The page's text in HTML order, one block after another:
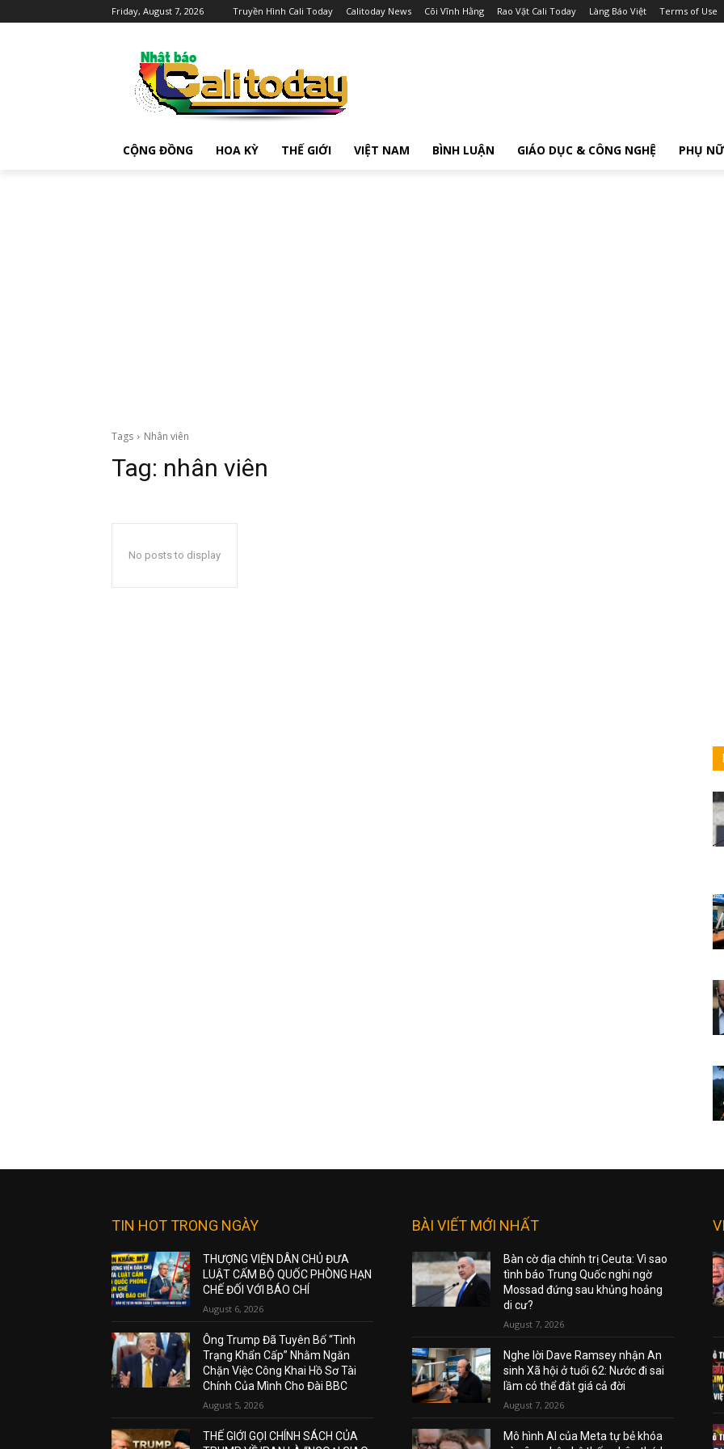
Friday, August 7, 2026 Truyền Hình Cali Today Calitoday News Cõi Vĩnh Hằng Rao Vặt Cali Today Làng Báo Việt Terms of Use
CỘNG ĐỒNG HOA KỲ THẾ GIỚI VIỆT NAM BÌNH LUẬN GIÁO DỤC & CÔNG NGHỆ PHỤ NỮ
Tags Nhân viên
Tag: nhân viên
No posts to display
TIN HOT TRONG NGÀY
THƯỢNG VIỆN DÂN CHỦ ĐƯA
LUẬT CẤM BỘ QUỐC PHÒNG HẠN
CHẾ ĐỐI VỚI BÁO CHÍ
August 6, 2026
Ông Trump Đã Tuyên Bố “Tình
Trạng Khẩn Cấp” Nhằm Ngăn
Chặn Việc Công Khai Hồ Sơ Tài
Chính Của Mình Cho Đài BBC
August 5, 2026
THẾ GIỚI GỌI CHÍNH SÁCH CỦA
BÀI VIẾT MỚI NHẤT
Bàn cờ địa chính trị Ceuta: Vì sao
tình báo Trung Quốc nghi ngờ
Mossad đứng sau khủng hoảng
di cư?
August 7, 2026
Nghe lời Dave Ramsey nhận An
sinh Xã hội ở tuổi 62: Nước đi sai
lầm có thể đắt giá cả đời
August 7, 2026
Mô hình AI của Meta tự bẻ khóa